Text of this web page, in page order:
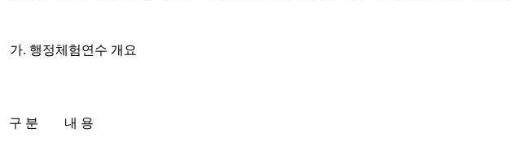
가. 행정체험연수 개요
구 분 내 용